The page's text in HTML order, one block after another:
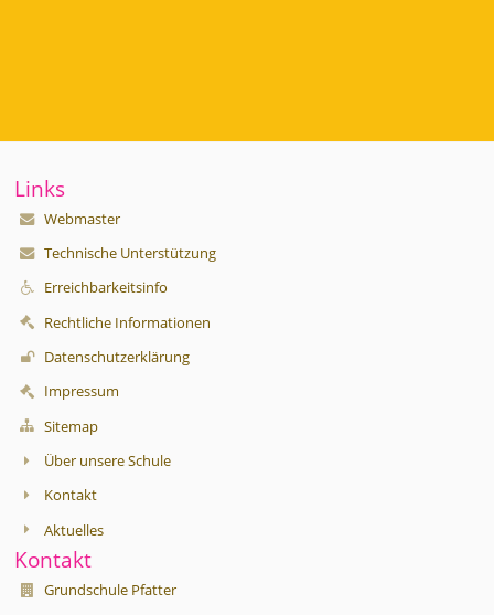
Links
Webmaster
Technische Unterstützung
Erreichbarkeitsinfo
Rechtliche Informationen
Datenschutzerklärung
Impressum
Sitemap
Über unsere Schule
Kontakt
Aktuelles
Kontakt
Grundschule Pfatter